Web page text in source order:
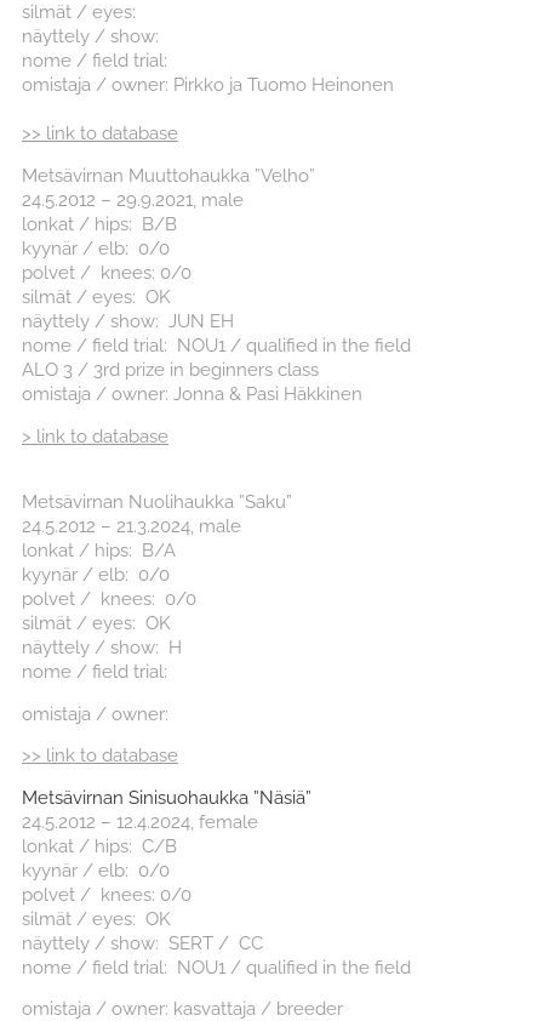
silmät / eyes:
näyttely / show:
nome / field trial:
omistaja / owner: Pirkko ja Tuomo Heinonen
>> link to database
Metsävirnan Muuttohaukka ”Velho”
24.5.2012 – 29.9.2021, male
lonkat / hips: B/B
kyynär / elb: 0/0
polvet / knees: 0/0
silmät / eyes: OK
näyttely / show: JUN EH
nome / field trial: NOU1 / qualified in the field
ALO 3 / 3rd prize in beginners class
omistaja / owner: Jonna & Pasi Häkkinen
> link to database
Metsävirnan Nuolihaukka ”Saku”
24.5.2012 – 21.3.2024, male
lonkat / hips: B/A
kyynär / elb: 0/0
polvet / knees: 0/0
silmät / eyes: OK
näyttely / show: H
nome / field trial:
omistaja / owner:
>> link to database
Metsävirnan Sinisuohaukka ”Näsiä”
24.5.2012 – 12.4.2024, female
lonkat / hips: C/B
kyynär / elb: 0/0
polvet / knees: 0/0
silmät / eyes: OK
näyttely / show: SERT / CC
nome / field trial: NOU1 / qualified in the field
omistaja / owner: kasvattaja / breeder